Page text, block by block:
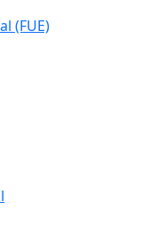
(FUE)